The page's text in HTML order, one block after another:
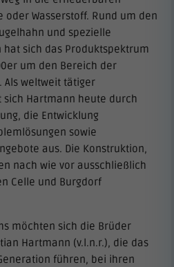
oder Wasserstoff. Rund um den
und spezielle
sich das Produktspektrum
um den Bereich der
weltweit tätiger
sich Hartmann heute durch
die Entwicklung
sowie
aus. Die Konstruktion,
nach wie vor ausschließlich
Celle und Burgdorf
möchten sich die Brüder
Hartmann (v.l.n.r.), die das
führen, bei ihren